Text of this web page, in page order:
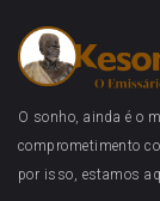
O sonho, ainda é o
comprometimento
por isso, estamos